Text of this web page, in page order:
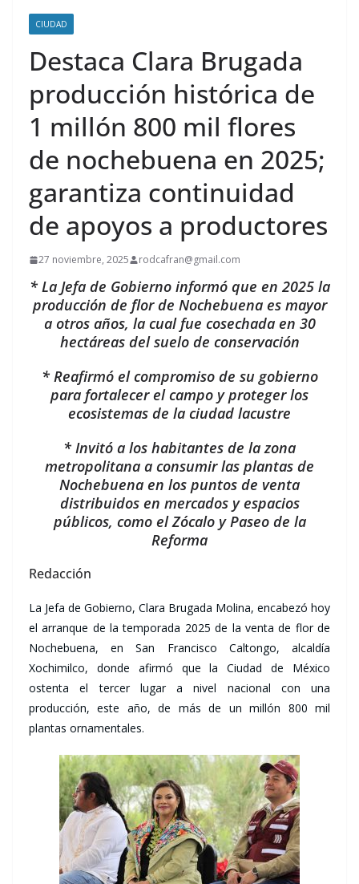
CIUDAD
Destaca Clara Brugada
producción histórica de
1 millón 800 mil flores
de nochebuena en 2025;
garantiza continuidad
de apoyos a productores
27 noviembre, 2025 rodcafran@gmail.com
* La Jefa de Gobierno informó que en 2025 la
producción de flor de Nochebuena es mayor
a otros años, la cual fue cosechada en 30
hectáreas del suelo de conservación
* Reafirmó el compromiso de su gobierno
para fortalecer el campo y proteger los
ecosistemas de la ciudad lacustre
* Invitó a los habitantes de la zona
metropolitana a consumir las plantas de
Nochebuena en los puntos de venta
distribuidos en mercados y espacios
públicos, como el Zócalo y Paseo de la
Reforma
Redacción
La Jefa de Gobierno, Clara Brugada Molina, encabezó hoy
el arranque de la temporada 2025 de la venta de flor de
Nochebuena, en San Francisco Caltongo, alcaldía
Xochimilco, donde afirmó que la Ciudad de México
ostenta el tercer lugar a nivel nacional con una
producción, este año, de más de un millón 800 mil
plantas ornamentales.